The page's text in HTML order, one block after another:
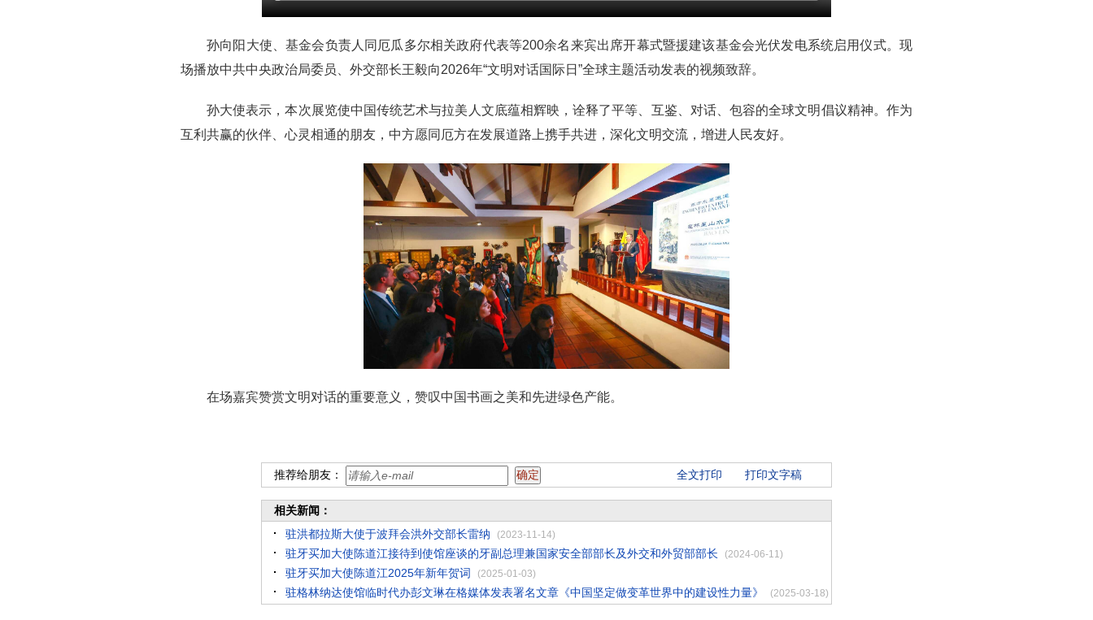
孙向阳大使、基金会负责人同厄瓜多尔相关政府代表等200余名来宾出席开幕式暨援建该基金会光伏发电系统启用仪式。现
场播放中共中央政治局委员、外交部长王毅向2026年“文明对话国际日”全球主题活动发表的视频致辞。
孙大使表示，本次展览使中国传统艺术与拉美人文底蕴相辉映，诠释了平等、互鉴、对话、包容的全球文明倡议精神。作为
互利共赢的伙伴、心灵相通的朋友，中方愿同厄方在发展道路上携手共进，深化文明交流，增进人民友好。
在场嘉宾赞赏文明对话的重要意义，赞叹中国书画之美和先进绿色产能。
推荐给朋友： 全文打印 打印文字稿
相关新闻：
驻洪都拉斯大使于波拜会洪外交部长雷纳
(2023-11-14)
驻牙买加大使陈道江接待到使馆座谈的牙副总理兼国家安全部部长及外交和外贸部部长 (2024-06-11)
驻牙买加大使陈道江2025年新年贺词 (2025-01-03)
驻格林纳达使馆临时代办彭文琳在格媒体发表署名文章《中国坚定做变革世界中的建设性力量》 (2025-03-18)